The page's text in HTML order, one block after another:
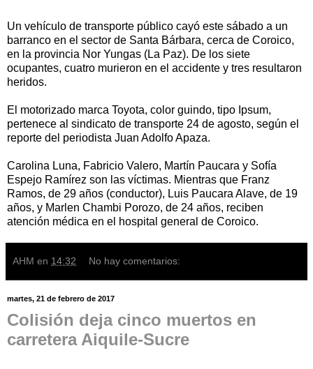
Un vehículo de transporte público cayó este sábado a un
barranco en el sector de Santa Bárbara, cerca de Coroico,
en la provincia Nor Yungas (La Paz). De los siete
ocupantes, cuatro murieron en el accidente y tres resultaron
heridos.
El motorizado marca Toyota, color guindo, tipo Ipsum,
pertenece al sindicato de transporte 24 de agosto, según el
reporte del periodista Juan Adolfo Apaza.
Carolina Luna, Fabricio Valero, Martín Paucara y Sofía
Espejo Ramírez son las víctimas. Mientras que Franz
Ramos, de 29 años (conductor), Luis Paucara Alave, de 19
años, y Marlen Chambi Porozo, de 24 años, reciben
atención médica en el hospital general de Coroico.
AHM en 14:32 No hay comentarios:
martes, 21 de febrero de 2017
Colisión deja cinco muertos en
carretera Aiquile-Sucre